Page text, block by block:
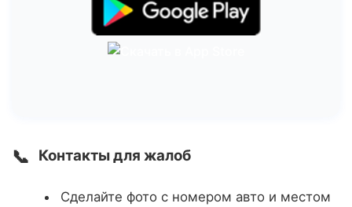
📞 Контакты для жалоб
Сделайте фото с номером авто и местом